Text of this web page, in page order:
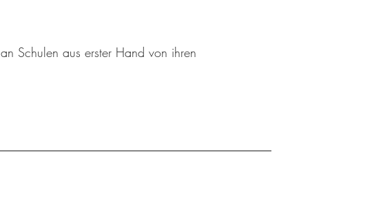
Schulen aus erster Hand von ihren